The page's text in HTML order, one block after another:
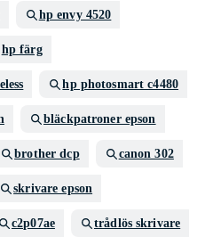
hp envy 4520
hp färg
hp photosmart c4480
bläckpatroner epson
brother dcp canon 302
skrivare epson
c2p07ae trådlös skrivare